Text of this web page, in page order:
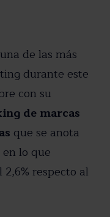
de las más
durante este
con su
de marcas
que se anota
lo que
respecto al